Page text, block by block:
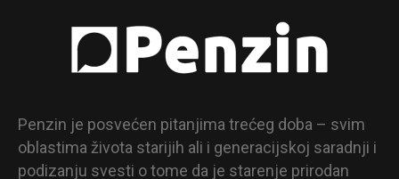
Penzin je posvećen pitanjima trećeg doba – svim
oblastima života starijih ali i generacijskoj saradnji i
podizanju svesti o tome da je starenje prirodan